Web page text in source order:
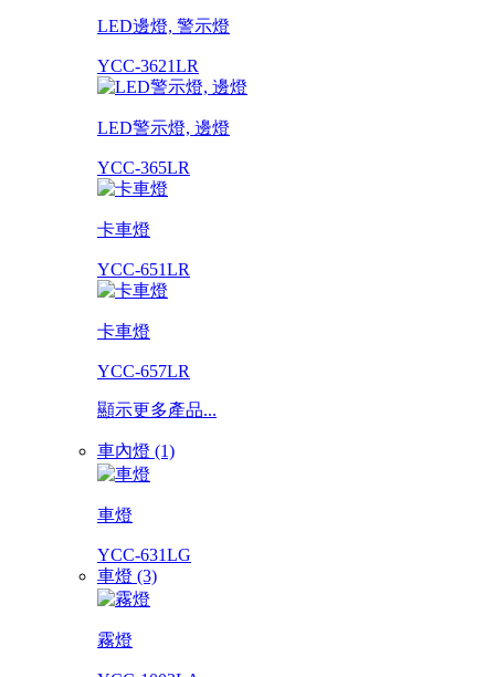
LED邊燈, 警示燈
YCC-3621LR
LED警示燈, 邊燈
YCC-365LR
卡車燈
YCC-651LR
卡車燈
YCC-657LR
顯示更多產品...
車內燈 (1)
車燈
YCC-631LG
車燈 (3)
霧燈